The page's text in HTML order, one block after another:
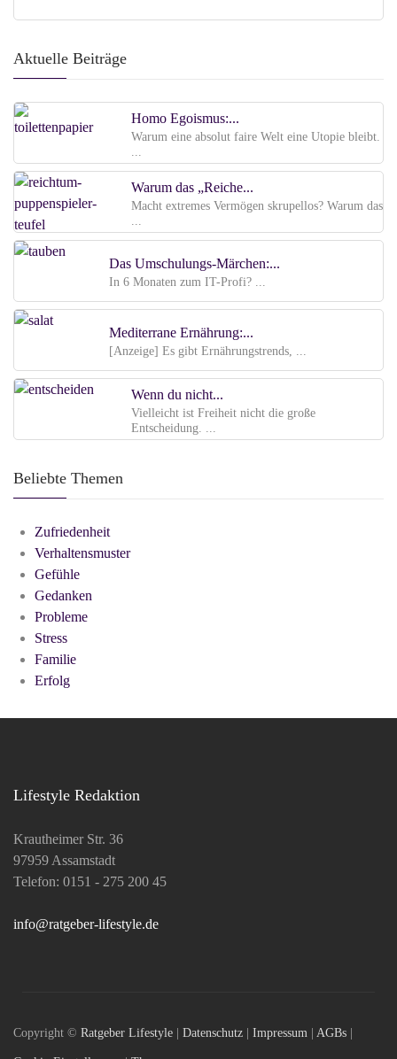
Aktuelle Beiträge
Homo Egoismus:...
Warum eine absolut faire Welt eine Utopie bleibt.
...
Warum das „Reiche...
Macht extremes Vermögen skrupellos? Warum das
...
Das Umschulungs-Märchen:...
In 6 Monaten zum IT-Profi? ...
Mediterrane Ernährung:...
[Anzeige] Es gibt Ernährungstrends, ...
Wenn du nicht...
Vielleicht ist Freiheit nicht die große
Entscheidung. ...
Beliebte Themen
Zufriedenheit
Verhaltensmuster
Gefühle
Gedanken
Probleme
Stress
Familie
Erfolg
Lifestyle Redaktion
Krautheimer Str. 36
97959 Assamstadt
Telefon: 0151 - 275 200 45
info@ratgeber-lifestyle.de
Copyright © Ratgeber Lifestyle | Datenschutz | Impressum | AGBs |